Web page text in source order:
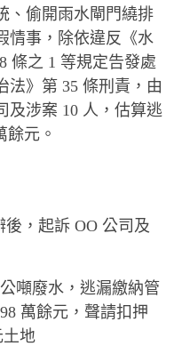
、偷開雨水閘門繞排
情事，除依違反《水
條之 1 等規定告發處
法》第 35 條刑責，由
及涉案 10 人，估算逃
餘元。
，起訴 OO 公司及
噸廢水，逃漏繳納管
萬餘元，聲請扣押
土地